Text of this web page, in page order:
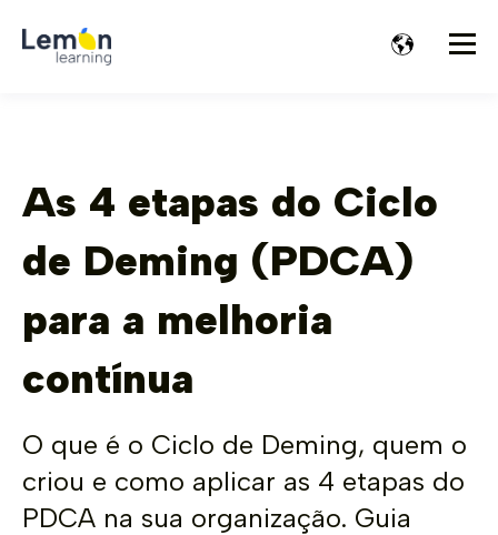
As 4 etapas do Ciclo
de Deming (PDCA)
para a melhoria
contínua
O que é o Ciclo de Deming, quem o
criou e como aplicar as 4 etapas do
PDCA na sua organização. Guia